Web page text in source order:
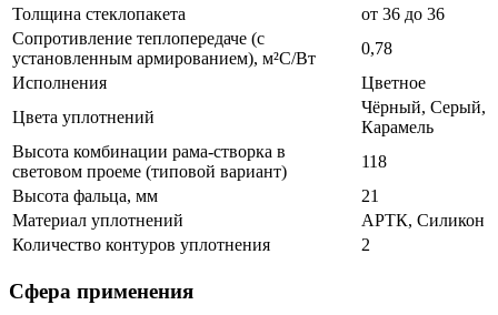
Толщина стеклопакета
от 36 до 36
Сопротивление теплопередаче (с
установленным армированием), м²С/Вт
0,78
Исполнения
Цветное
Цвета уплотнений
Чёрный, Серый,
Карамель
Высота комбинации рама-створка в
световом проеме (типовой вариант)
118
Высота фальца, мм
21
Материал уплотнений
АРТК, Силикон
Количество контуров уплотнения
2
Сфера применения